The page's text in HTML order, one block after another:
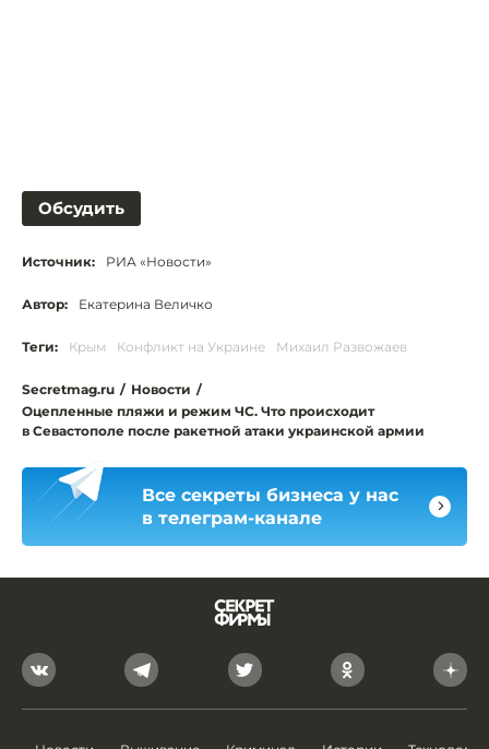
Обсудить
Источник: РИА «Новости»
Автор: Екатерина Величко
Теги: Крым Конфликт на Украине Михаил Развожаев
Secretmag.ru / Новости /
Оцепленные пляжи и режим ЧС. Что происходит
в Севастополе после ракетной атаки украинской армии
Все секреты бизнеса у нас
в телеграм-канале